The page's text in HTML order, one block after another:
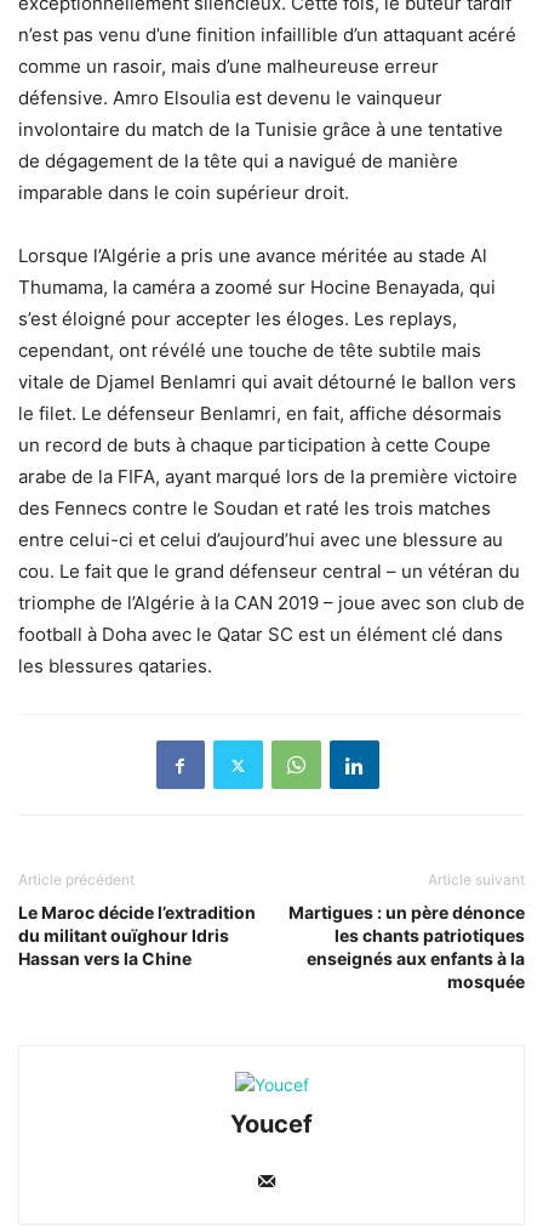
n’est pas venu d’une finition infaillible d’un attaquant acéré
comme un rasoir, mais d’une malheureuse erreur
défensive. Amro Elsoulia est devenu le vainqueur
involontaire du match de la Tunisie grâce à une tentative
de dégagement de la tête qui a navigué de manière
imparable dans le coin supérieur droit.
Lorsque l’Algérie a pris une avance méritée au stade Al
Thumama, la caméra a zoomé sur Hocine Benayada, qui
s’est éloigné pour accepter les éloges. Les replays,
cependant, ont révélé une touche de tête subtile mais
vitale de Djamel Benlamri qui avait détourné le ballon vers
le filet. Le défenseur Benlamri, en fait, affiche désormais
un record de buts à chaque participation à cette Coupe
arabe de la FIFA, ayant marqué lors de la première victoire
des Fennecs contre le Soudan et raté les trois matches
entre celui-ci et celui d’aujourd’hui avec une blessure au
cou. Le fait que le grand défenseur central – un vétéran du
triomphe de l’Algérie à la CAN 2019 – joue avec son club de
football à Doha avec le Qatar SC est un élément clé dans
les blessures qataries.
Article précédent
Le Maroc décide l’extradition
du militant ouïghour Idris
Hassan vers la Chine
Article suivant
Martigues : un père dénonce
les chants patriotiques
enseignés aux enfants à la
mosquée
Youcef